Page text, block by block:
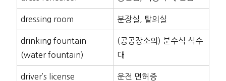
dressing room 분장실, 탈의실
drinking fountain
(water fountain)
(공공장소의) 분수식 식수
대
driver’s license 운전 면허증